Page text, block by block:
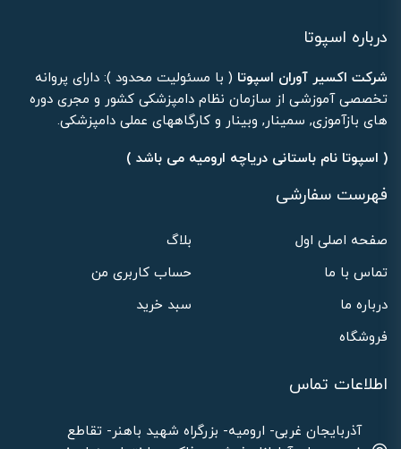
درباره اسپوتا
شرکت اکسیر آوران اسپوتا ( با مسئولیت محدود ): دارای پروانه
تخصصی آموزشی از سازمان نظام دامپزشکی کشور و مجری دوره
های بازآموزی, سمینار, وبینار و کارگاههای عملی دامپزشکی.
( اسپوتا نام باستانی دریاچه ارومیه می باشد )
فهرست سفارشی
صفحه اصلی اول
بلاگ
تماس با ما
حساب کاربری من
درباره ما
سبد خرید
فروشگاه
اطلاعات تماس
آذربایجان غربی- ارومیه- بزرگراه شهید باهنر- تقاطع